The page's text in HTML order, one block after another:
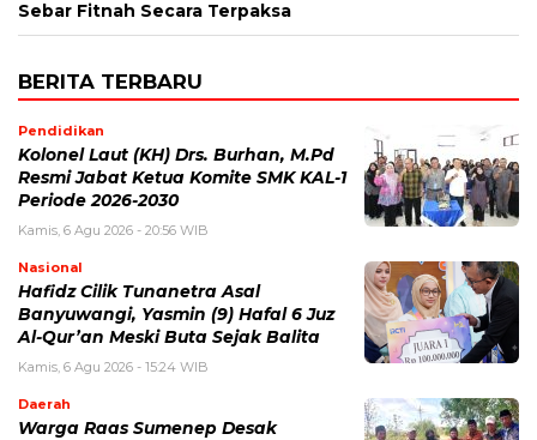
Sebar Fitnah Secara Terpaksa
BERITA TERBARU
Pendidikan
Kolonel Laut (KH) Drs. Burhan, M.Pd
Resmi Jabat Ketua Komite SMK KAL-1
Periode 2026-2030
Kamis, 6 Agu 2026 - 20:56 WIB
Nasional
Hafidz Cilik Tunanetra Asal
Banyuwangi, Yasmin (9) Hafal 6 Juz
Al-Qur’an Meski Buta Sejak Balita
Kamis, 6 Agu 2026 - 15:24 WIB
Daerah
Warga Raas Sumenep Desak